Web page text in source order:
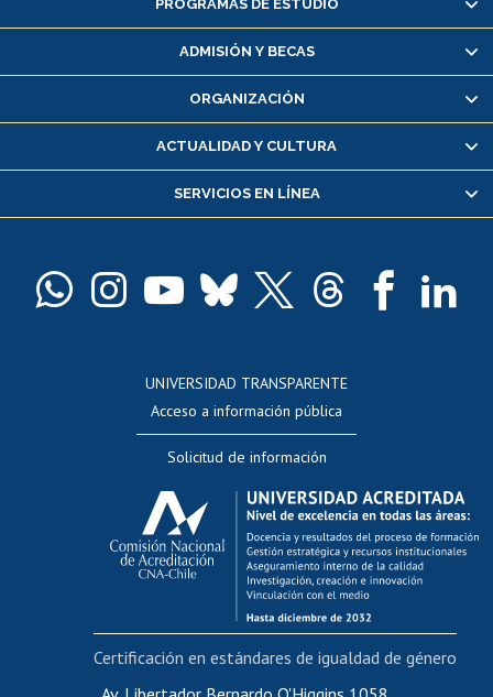
Alumnas/os y exalumnas/os
Matrícula en línea
Inscripción y cambio de asignaturas
Consulta y certificado de notas
Servicio médico y dental
Pago de arancel y crédito alumnos
Docentes
Evaluación docente
Calificación académica
Postulación al AUCAI
Funcionarias/os
Cursos internos de capacitación
Bienestar del personal
Portal de movilidad interna
Certificado de renta
PROGRAMAS DE ESTUDIO
ADMISIÓN Y BECAS
ORGANIZACIÓN
ACTUALIDAD Y CULTURA
SERVICIOS EN LÍNEA
UNIVERSIDAD TRANSPARENTE
Acceso a información pública
Solicitud de información
Certificación en estándares de igualdad de género